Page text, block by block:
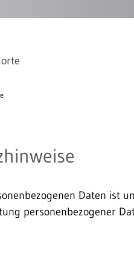
Daten ist
personenbezogener